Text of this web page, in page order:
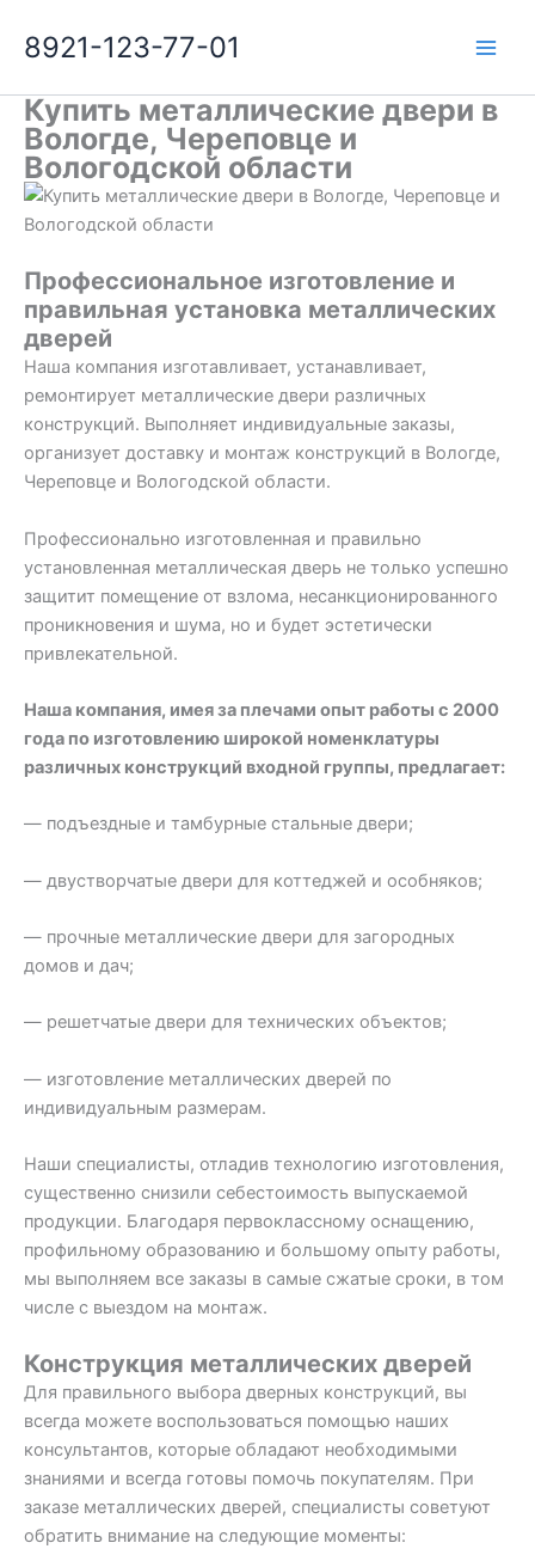
8921-123-77-01
Купить металлические двери в
Вологде, Череповце и
Вологодской области
Профессиональное изготовление и
правильная установка металлических
дверей
Наша компания изготавливает, устанавливает,
ремонтирует металлические двери различных
конструкций. Выполняет индивидуальные заказы,
организует доставку и монтаж конструкций в Вологде,
Череповце и Вологодской области.
Профессионально изготовленная и правильно
установленная металлическая дверь не только успешно
защитит помещение от взлома, несанкционированного
проникновения и шума, но и будет эстетически
привлекательной.
Наша компания, имея за плечами опыт работы с 2000
года по изготовлению широкой номенклатуры
различных конструкций входной группы, предлагает:
— подъездные и тамбурные стальные двери;
— двустворчатые двери для коттеджей и особняков;
— прочные металлические двери для загородных
домов и дач;
— решетчатые двери для технических объектов;
— изготовление металлических дверей по
индивидуальным размерам.
Наши специалисты, отладив технологию изготовления,
существенно снизили себестоимость выпускаемой
продукции. Благодаря первоклассному оснащению,
профильному образованию и большому опыту работы,
мы выполняем все заказы в самые сжатые сроки, в том
числе с выездом на монтаж.
Конструкция металлических дверей
Для правильного выбора дверных конструкций, вы
всегда можете воспользоваться помощью наших
консультантов, которые обладают необходимыми
знаниями и всегда готовы помочь покупателям. При
заказе металлических дверей, специалисты советуют
обратить внимание на следующие моменты: